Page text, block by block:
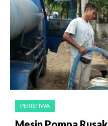
PERISTIWA